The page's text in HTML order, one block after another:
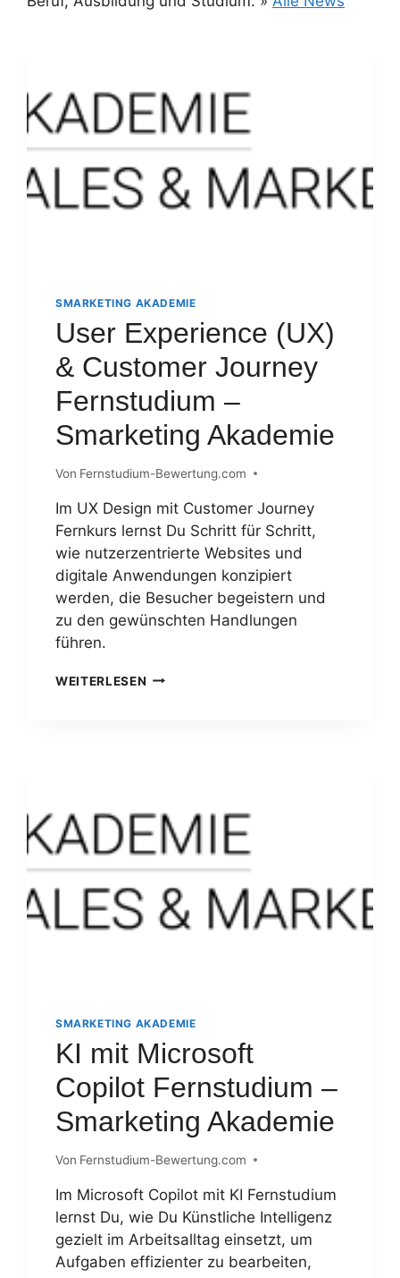
SMARKETING AKADEMIE
User Experience (UX)
& Customer Journey
Fernstudium –
Smarketing Akademie
Von Fernstudium-Bewertung.com
Im UX Design mit Customer Journey
Fernkurs lernst Du Schritt für Schritt,
wie nutzerzentrierte Websites und
digitale Anwendungen konzipiert
werden, die Besucher begeistern und
zu den gewünschten Handlungen
führen.
WEITERLESENUSER
SMARKETING
AKADEMIE
SMARKETING AKADEMIE
KI mit Microsoft
Copilot Fernstudium –
Smarketing Akademie
Von Fernstudium-Bewertung.com
Im Microsoft Copilot mit KI Fernstudium
lernst Du, wie Du Künstliche Intelligenz
gezielt im Arbeitsalltag einsetzt, um
Aufgaben effizienter zu bearbeiten,